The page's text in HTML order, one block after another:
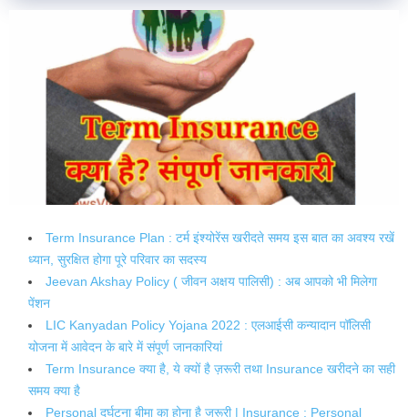
Term Insurance Plan : टर्म इंश्योरेंस खरीदते समय इस बात का अवश्य रखें
ध्यान, सुरक्षित होगा पूरे परिवार का सदस्य
Jeevan Akshay Policy ( जीवन अक्षय पालिसी) : अब आपको भी मिलेगा
पेंशन
LIC Kanyadan Policy Yojana 2022 : एलआईसी कन्यादान पॉलिसी
योजना में आवेदन के बारे में संपूर्ण जानकारियां
Term Insurance क्या है, ये क्यों है ज़रूरी तथा Insurance खरीदने का सही
समय क्या है
Personal दुर्घटना बीमा का होना है जरूरी | Insurance : Personal